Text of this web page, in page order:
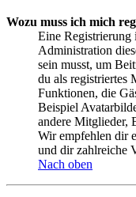
Wozu muss ich mich
Eine
Administration
sein musst, um
du als registriertes
Funktionen, die
Beispiel
andere Mitglieder,
Wir empfehlen dir
und dir zahlreiche
Nach oben